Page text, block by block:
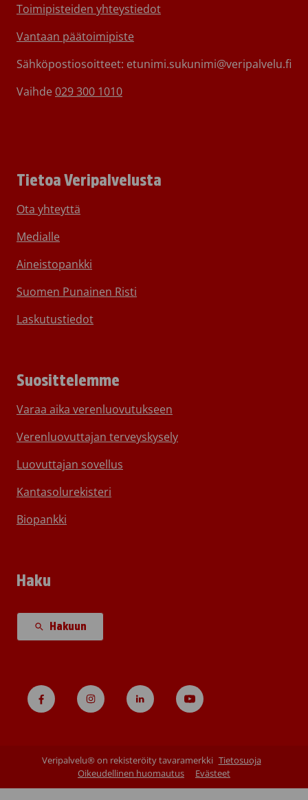
Toimipisteiden yhteystiedot
Vantaan päätoimipiste
Sähköpostiosoitteet: etunimi.sukunimi@veripalvelu.fi
Vaihde 029 300 1010
Tietoa Veripalvelusta
Ota yhteyttä
Medialle
Aineistopankki
Suomen Punainen Risti
Laskutustiedot
Suosittelemme
Varaa aika verenluovutukseen
Verenluovuttajan terveyskysely
Luovuttajan sovellus
Kantasolurekisteri
Biopankki
Haku
Hakuun
Veripalvelu® on rekisteröity tavaramerkki Tietosuoja
Oikeudellinen huomautus
Evästeet